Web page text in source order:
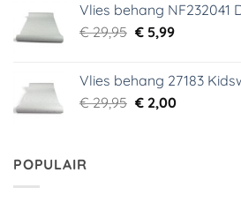
€ 29,95.€ 3,99.
Vlies behang NF232041
€29,95 Oorspronkelijke
€ 29,95.
€5,99Huidige
€ 5,99.
Vlies behang 27183
€29,95 Oorspronkelijke
€2,00Huidige
POPULAIR